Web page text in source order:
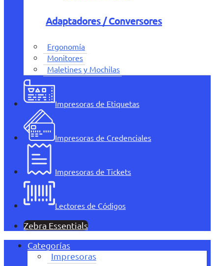
Adaptadores / Conversores
Ergonomía
Monitores
Maletines y Mochilas
Impresoras de Etiquetas
Impresoras de Credenciales
Impresoras de Tickets
Lectores de Códigos
Zebra Essentials
Categorías
Impresoras